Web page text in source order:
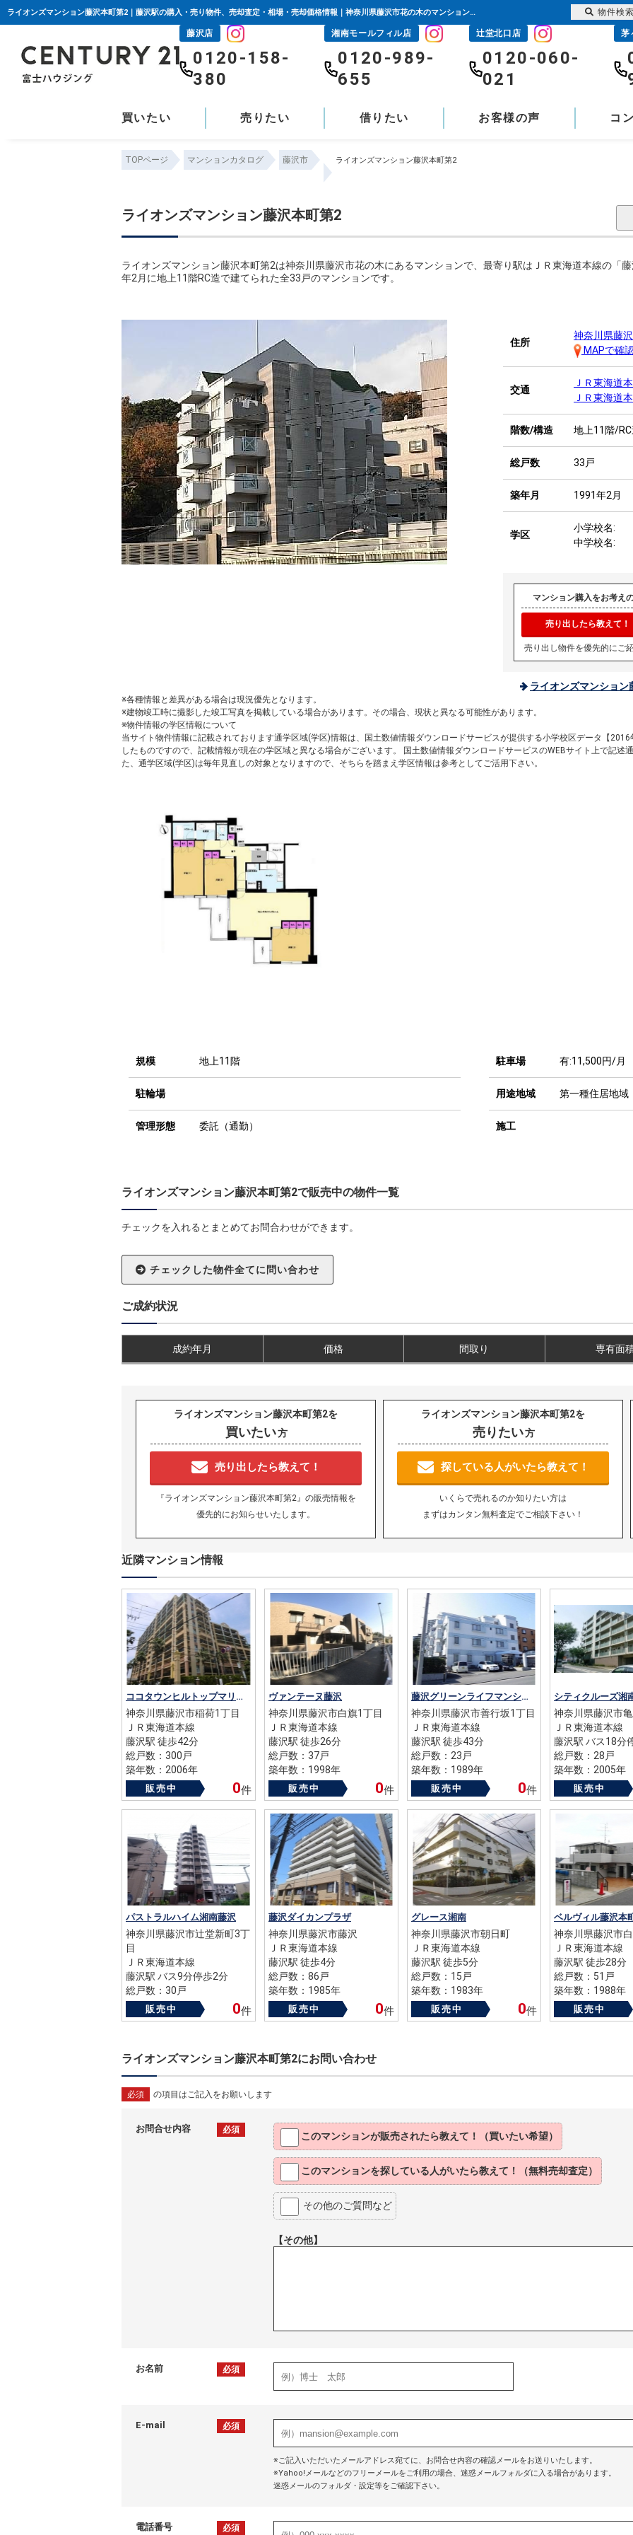
ライオンズマンション藤沢本町第2｜藤沢駅の購入・売り物件、売却査定・相場・売却価格情報｜神奈川県藤沢市花の木のマンション情報｜センチュリー21富士ハウジング
藤沢店
0120-158-
380
湘南モールフィル店
0120-989-
655
辻堂北口店
0120-060-
021
茅
買いたい 売りたい 借りたい お客様の声 コ
TOPページ マンションカタログ 藤沢市 ライオンズマンション藤沢本町第2
ライオンズマンション藤沢本町第2
ライオンズマンション藤沢本町第2は神奈川県藤沢市花の木にあるマンションで、最寄り駅はＪＲ東海道本線の「
年2月に地上11階RC造で建てられた全33戸のマンションです。
住所
神奈川県藤
MAPで確
交通
ＪＲ東海道
ＪＲ東海道
階数/構造 地上11階/RC
総戸数 33戸
築年月 1991年2月
学区
小学校名:
中学校名:
マンション購入をお考え
売り出したら教えて！
売り出し物件を優先的にご
ライオンズマンション
※各種情報と差異がある場合は現況優先となります。
※建物竣工時に撮影した竣工写真を掲載している場合があります。その場合、現状と異なる可能性があります。
※物件情報の学区情報について
当サイト物件情報に記載されております通学区域(学区)情報は、国土数値情報ダウンロードサービスが提供する小学校区データ【
したものですので、記載情報が現在の学区域と異なる場合がございます。 国土数値情報ダウンロードサービスのWEBサイト上で記述
た、通学区域(学区)は毎年見直しの対象となりますので、そちらを踏まえ学区情報は参考としてご活用下さい。
規模 地上11階
駐輪場
管理形態 委託（通勤）
駐車場 有:11,500円/月
用途地域 第一種住居地域
施工
ライオンズマンション藤沢本町第2で販売中の物件一覧
チェックを入れるとまとめてお問合わせができます。
ご成約状況
成約年月 価格 間取り 専有面
ライオンズマンション藤沢本町第2を
買いたい方
売り出したら教えて！
『ライオンズマンション藤沢本町第2』の販売情報を
優先的にお知らせいたします。
ライオンズマンション藤沢本町第2を
売りたい方
探している人がいたら教えて！
いくらで売れるのか知りたい方は
まずはカンタン無料査定でご相談下さい！
近隣マンション情報
ココタウンヒルトップマリーナ
神奈川県藤沢市稲荷1丁目
ＪＲ東海道本線
藤沢駅 徒歩42分
総戸数：300戸
築年数：2006年
販売中 0件
ヴァンテーヌ藤沢
神奈川県藤沢市白旗1丁目
ＪＲ東海道本線
藤沢駅 徒歩26分
総戸数：37戸
築年数：1998年
販売中 0件
藤沢グリーンライフマンション
神奈川県藤沢市善行坂1丁目
ＪＲ東海道本線
藤沢駅 徒歩43分
総戸数：23戸
築年数：1989年
販売中 0件
シティクルーズ湘
神奈川県藤沢市
ＪＲ東海道本線
藤沢駅 バス18分
総戸数：28戸
築年数：2005年
販売中
パストラルハイム湘南藤沢
神奈川県藤沢市辻堂新町3丁
目
ＪＲ東海道本線
藤沢駅 バス9分停歩2分
総戸数：30戸
築年数：1997年
販売中 0件
藤沢ダイカンプラザ
神奈川県藤沢市藤沢
ＪＲ東海道本線
藤沢駅 徒歩4分
総戸数：86戸
築年数：1985年
販売中 0件
グレース湘南
神奈川県藤沢市朝日町
ＪＲ東海道本線
藤沢駅 徒歩5分
総戸数：15戸
築年数：1983年
販売中 0件
ベルヴィル藤沢本
神奈川県藤沢市
ＪＲ東海道本線
藤沢駅 徒歩28分
総戸数：51戸
築年数：1988年
販売中
ライオンズマンション藤沢本町第2にお問い合わせ
必須 の項目はご記入をお願いします
お問合せ内容 必須
このマンションが販売されたら教えて！（買いたい希望）
このマンションを探している人がいたら教えて！（無料売却査定）
その他のご質問など
【その他】
お名前 必須
E-mail 必須
※ご記入いただいたメールアドレス宛てに、お問合せ内容の確認メールをお送りいたします。
※Yahoo!メールなどのフリーメールをご利用の場合、迷惑メールフォルダに入る場合があります。
迷惑メールのフォルダ・設定等をご確認下さい。
電話番号 必須
物件検索